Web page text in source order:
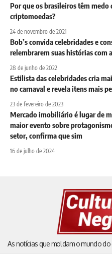
Por que os brasileiros têm medo
criptomoedas?
24 de novembro de 2021
Bob’s convida celebridades e
relembrarem suas histórias com
28 de junho de 2022
Estilista das celebridades cria
no carnaval e revela itens mais
23 de fevereiro de 2023
Mercado imobiliário é lugar de
maior evento sobre
setor, confirma que sim
16 de julho de 2024
As notícias que moldam o mundo